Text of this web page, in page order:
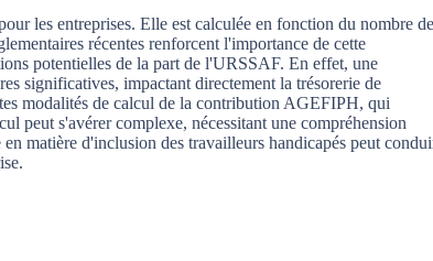
les entreprises. Elle est calculée en fonction du nombre de
récentes renforcent l'importance de cette
potentielles de la part de l'URSSAF. En effet, une
significatives, impactant directement la trésorerie de
modalités de calcul de la contribution AGEFIPH, qui
peut s'avérer complexe, nécessitant une compréhension
matière d'inclusion des travailleurs handicapés peut